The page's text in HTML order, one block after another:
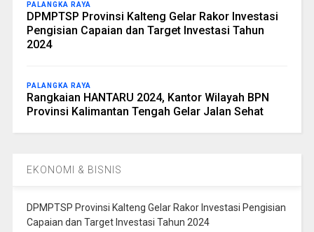
PALANGKA RAYA
DPMPTSP Provinsi Kalteng Gelar Rakor Investasi
Pengisian Capaian dan Target Investasi Tahun
2024
PALANGKA RAYA
Rangkaian HANTARU 2024, Kantor Wilayah BPN
Provinsi Kalimantan Tengah Gelar Jalan Sehat
EKONOMI & BISNIS
DPMPTSP Provinsi Kalteng Gelar Rakor Investasi Pengisian
Capaian dan Target Investasi Tahun 2024